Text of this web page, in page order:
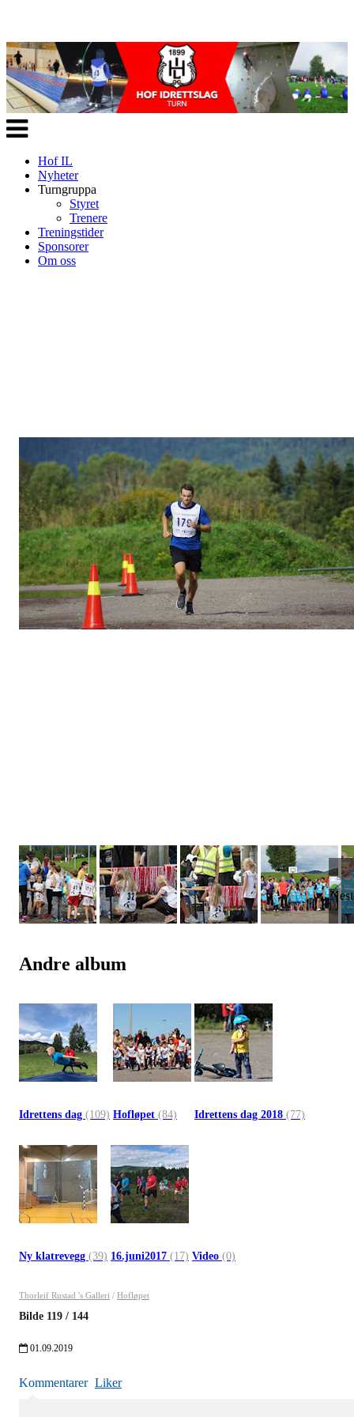
Veksle
navigasjon
Hof IL
Nyheter
Turngruppa
Styret
Trenere
Treningstider
Sponsorer
Om oss
Andre album
Idrettens dag (109) Hofløpet (84) Idrettens dag 2018 (77)
Ny klatrevegg (39) 16.juni2017 (17) Video (0)
Thorleif Rustad 's Galleri / Hofløpet
Bilde 119 / 144
01.09.2019
Kommentarer Liker